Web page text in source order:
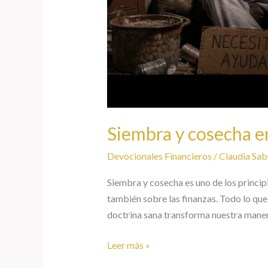
Siembra y cosecha
Devocionales Financieros /Claudia
Siembra y cosecha es uno de los
también sobre las finanzas. Todo lo
doctrina sana transforma nuestra
Leer más »